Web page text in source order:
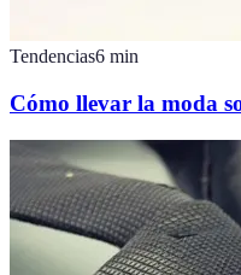
Tendencias6 min
Cómo llevar la moda